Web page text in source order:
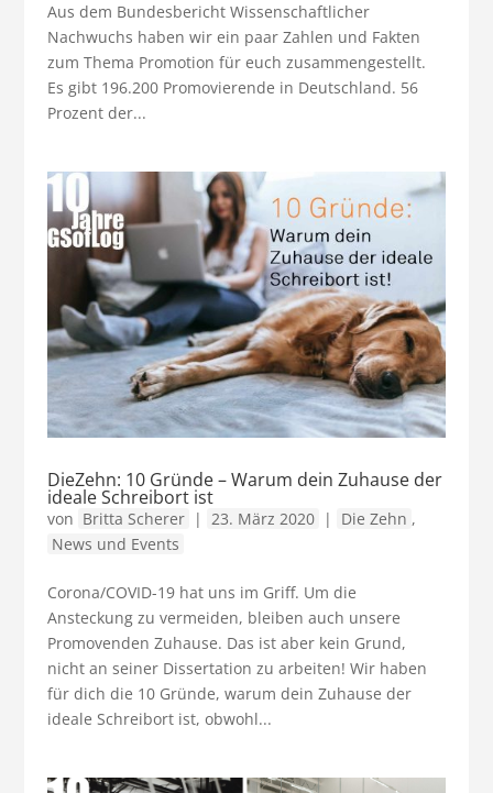
Aus dem Bundesbericht Wissenschaftlicher
Nachwuchs haben wir ein paar Zahlen und Fakten
zum Thema Promotion für euch zusammengestellt.
Es gibt 196.200 Promovierende in Deutschland. 56
Prozent der...
DieZehn: 10 Gründe – Warum dein Zuhause der
ideale Schreibort ist
von Britta Scherer | 23. März 2020 | Die Zehn ,
News und Events
Corona/COVID-19 hat uns im Griff. Um die
Ansteckung zu vermeiden, bleiben auch unsere
Promovenden Zuhause. Das ist aber kein Grund,
nicht an seiner Dissertation zu arbeiten! Wir haben
für dich die 10 Gründe, warum dein Zuhause der
ideale Schreibort ist, obwohl...